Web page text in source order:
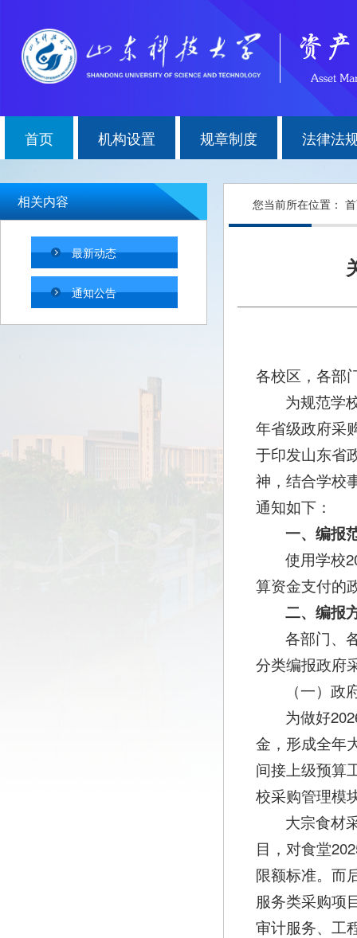
首页 机构设置 规章制度 法律法
相关内容
最新动态
通知公告
您当前所在位置：
各校区，各部
为规范学
年省级政府采
于印发山东省
神，结合学校
通知如下：
一、编报
使用学校
算资金支付的
二、编报
各部门、
分类编报政府
（一）政
为做好
金，形成全年
间接上级预算
校采购管理模
大宗食材
目，对食堂
限额标准。而
服务类采购项
审计服务、工